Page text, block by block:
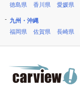
徳島県
香川県 愛媛県
九州・沖縄
福岡県
佐賀県 長崎県